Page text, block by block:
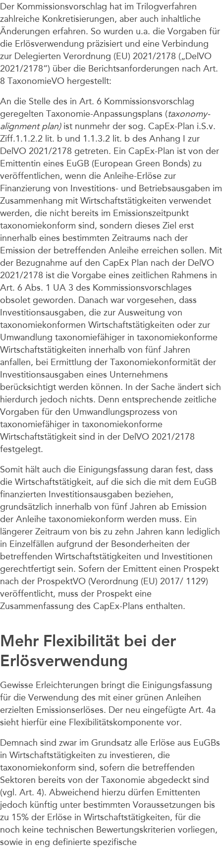
Der Kommissionsvorschlag hat im Trilogverfahren
zahlreiche Konkretisierungen, aber auch inhaltliche
Änderungen erfahren. So wurden u.a. die Vorgaben für
die Erlösverwendung präzisiert und eine Verbindung
zur Delegierten Verordnung (EU) 2021/2178 („DelVO
2021/2178“) über die Berichtsanforderungen nach Art.
8 TaxonomieVO hergestellt:
An die Stelle des in Art. 6 Kommissionsvorschlag
geregelten Taxonomie-Anpassungsplans (taxonomy-
alignment plan)ist nunmehr der sog. CapEx-Plan i.S.v.
Ziff.1.1.2.2 lit. b und 1.1.3.2 lit. b des Anhang I zur
DelVO 2021/2178 getreten. Ein CapEx-Plan ist von der
Emittentin eines EuGB (European Green Bonds) zu
veröffentlichen, wenn die Anleihe-Erlöse zur
Finanzierung von Investitions- und Betriebsausgaben im
Zusammenhang mit Wirtschaftstätigkeiten verwendet
werden, die nicht bereits im Emissionszeitpunkt
taxonomiekonform sind, sondern dieses Ziel erst
innerhalb eines bestimmten Zeitraums nach der
Emission der betreffenden Anleihe erreichen sollen. Mit
der Bezugnahme auf den CapEx Plan nach der DelVO
2021/2178 ist die Vorgabe eines zeitlichen Rahmens in
Art. 6 Abs. 1 UA 3 des Kommissionsvorschlages
obsolet geworden. Danach war vorgesehen, dass
Investitionsausgaben, die zur Ausweitung von
taxonomiekonformen Wirtschaftstätigkeiten oder zur
Umwandlung taxonomiefähiger in taxonomiekonforme
Wirtschaftstätigkeiten innerhalb von fünf Jahren
anfallen, bei Ermittlung der Taxonomiekonformität der
Investitionsausgaben eines Unternehmens
berücksichtigt werden können. In der Sache ändert sich
hierdurch jedoch nichts. Denn entsprechende zeitliche
Vorgaben für den Umwandlungsprozess von
taxonomiefähiger in taxonomiekonforme
Wirtschaftstätigkeit sind in der DelVO 2021/2178
festgelegt.
Somit hält auch die Einigungsfassung daran fest, dass
die Wirtschaftstätigkeit, auf die sich die mit dem EuGB
finanzierten Investitionsausgaben beziehen,
grundsätzlich innerhalb von fünf Jahren ab Emission
der Anleihe taxonomiekonform werden muss. Ein
längerer Zeitraum von bis zu zehn Jahren kann lediglich
in Einzelfällen aufgrund der Besonderheiten der
betreffenden Wirtschaftstätigkeiten und Investitionen
gerechtfertigt sein. Sofern der Emittent einen Prospekt
nach der ProspektVO (Verordnung (EU) 2017/ 1129)
veröffentlicht, muss der Prospekt eine
Zusammenfassung des CapEx-Plans enthalten.
Mehr Flexibilität bei der
Erlösverwendung
Gewisse Erleichterungen bringt die Einigungsfassung
für die Verwendung des mit einer grünen Anleihen
erzielten Emissionserlöses. Der neu eingefügte Art. 4a
sieht hierfür eine Flexibilitätskomponente vor.
Demnach sind zwar im Grundsatz alle Erlöse aus EuGBs
in Wirtschaftstätigkeiten zu investieren, die
taxonomiekonform sind, sofern die betreffenden
Sektoren bereits von der Taxonomie abgedeckt sind
(vgl. Art. 4). Abweichend hierzu dürfen Emittenten
jedoch künftig unter bestimmten Voraussetzungen bis
zu 15% der Erlöse in Wirtschaftstätigkeiten, für die
noch keine technischen Bewertungskriterien vorliegen,
sowie in eng definierte spezifische